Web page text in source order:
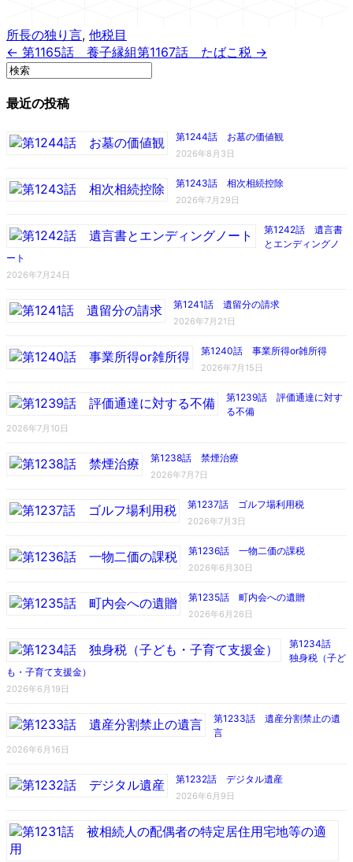
所長の独り言, 他税目
← 第1165話 養子縁組第1167話 たばこ税 →
最近の投稿
第1244話 お墓の価値観
2026年8月3日
第1243話 相次相続控除
2026年7月29日
第1242話 遺言書
とエンディングノ
ート
2026年7月24日
第1241話 遺留分の請求
2026年7月21日
第1240話 事業所得or雑所得
2026年7月15日
第1239話 評価通達に対す
る不備
2026年7月10日
第1238話 禁煙治療
2026年7月7日
第1237話 ゴルフ場利用税
2026年7月3日
第1236話 一物二価の課税
2026年6月30日
第1235話 町内会への遺贈
2026年6月26日
第1234話
独身税（子ど
も・子育て支援金）
2026年6月19日
第1233話 遺産分割禁止の遺
言
2026年6月16日
第1232話 デジタル遺産
2026年6月9日